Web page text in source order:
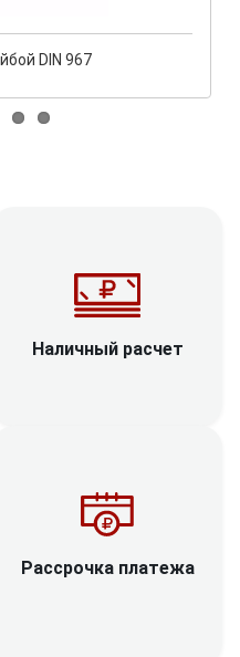
DIN 967
Наличный расчет
Рассрочка платежа